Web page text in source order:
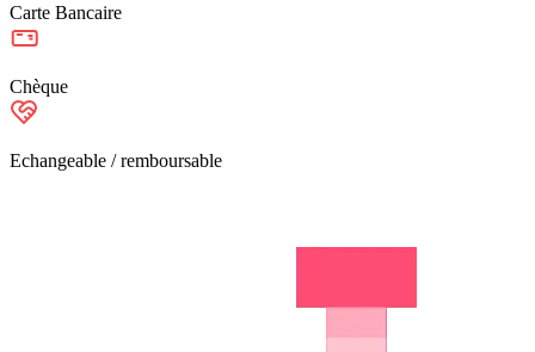
Carte Bancaire
Chèque
Echangeable / remboursable